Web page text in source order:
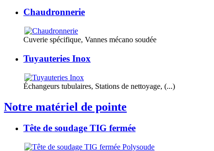
Chaudronnerie
Cuverie spécifique, Vannes mécano soudée
Tuyauteries Inox
Échangeurs tubulaires, Stations de nettoyage, (...)
Notre matériel de pointe
Tête de soudage TIG fermée